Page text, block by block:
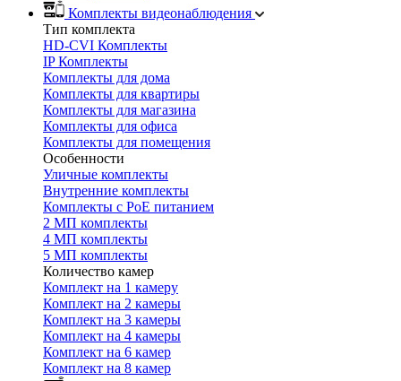
Комплекты видеонаблюдения
Тип комплекта
HD-CVI Комплекты
IP Комплекты
Комплекты для дома
Комплекты для квартиры
Комплекты для магазина
Комплекты для офиса
Комплекты для помещения
Особенности
Уличные комплекты
Внутренние комплекты
Комплекты с PoE питанием
2 МП комплекты
4 МП комплекты
5 МП комплекты
Количество камер
Комплект на 1 камеру
Комплект на 2 камеры
Комплект на 3 камеры
Комплект на 4 камеры
Комплект на 6 камер
Комплект на 8 камер